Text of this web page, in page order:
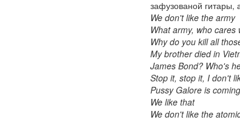
зафузованой гитары,
We don't like the army
What army, who cares
Why do you kill all
My brother died in
James Bond? Who's
Stop it, stop it, I don't
Pussy Galore is
We like that
We don't like the